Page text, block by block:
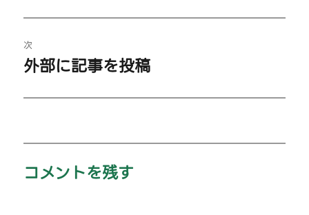
ビ
ゲ
ー
ン
の
投
稿:
次
次
投
外部に記事を投稿
コメントを残す